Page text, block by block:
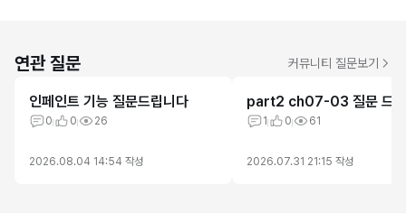
연관 질문 커뮤니티 질문보기
인페인트 기능 질문드립니다
0 0 26
2026.08.04 14:54 작성
part2 ch07-03 질문 드
1 0 61
2026.07.31 21:15 작성